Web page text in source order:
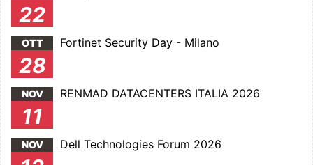
22
OTT
28
Fortinet Security Day - Milano
NOV
11
RENMAD DATACENTERS ITALIA 2026
NOV Dell Technologies Forum 2026